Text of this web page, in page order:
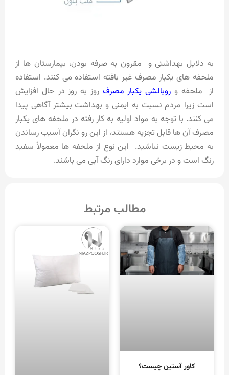
به دلایل بهداشتی و مقرون به صرفه بودن، بیمارستان ها از
ملحفه های یکبار مصرف غیر بافته استفاده می کنند. استفاده
از ملحفه و روبالشی یکبار مصرف روز به روز در حال افزایش
است زیرا مردم نسبت به ایمنی و بهداشت بیشتر آگاهی پیدا
می کنند. با توجه به مواد اولیه به کار رفته در ملحفه های یکبار
مصرف آن ها قابل تجزیه هستند، از این رو نگران آسیب رساندن
به محیط زیست نباشید. این نوع از ملحفه ها معمولاً سفید
رنگ است و در برخی موارد دارای رنگ آبی می باشند.
مطالب مرتبط
کاور آستین چیست؟